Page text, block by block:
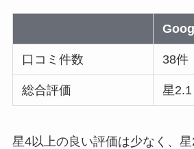
口コミ件数 38件
総合評価 星2.1
星4以上の良い評価は少なく、